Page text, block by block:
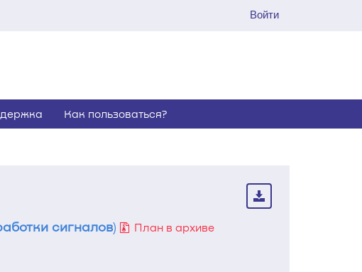
Войти
Как пользоваться?
сигналов) План в архиве